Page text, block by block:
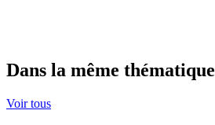
Dans la même thématique
Voir tous